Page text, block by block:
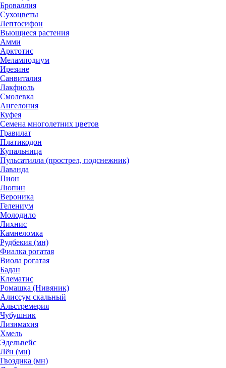
Броваллия
Сухоцветы
Лептосифон
Вьющиеся растения
Амми
Арктотис
Меламподиум
Ирезине
Санвиталия
Лакфиоль
Смолевка
Ангелония
Куфея
Семена многолетних цветов
Гравилат
Платикодон
Купальница
Пульсатилла (прострел, подснежник)
Лаванда
Пион
Люпин
Вероника
Гелениум
Молодило
Лихнис
Камнеломка
Рудбекия (мн)
Фиалка рогатая
Виола рогатая
Бадан
Клематис
Ромашка (Нивяник)
Алиссум скальный
Альстремерия
Чубушник
Лизимахия
Хмель
Эдельвейс
Лён (мн)
Гвоздика (мн)